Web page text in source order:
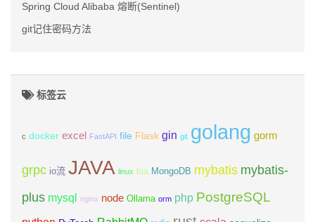
Spring Cloud Alibaba 熔断(Sentinel)
git记住密码方法
标签云
c docker excel FastAPI file Flask gin git golang gorm
grpc io流 JAVA linux lua MongoDB mybatis mybatis-
plus mysql nginx node Ollama orm php PostgreSQL